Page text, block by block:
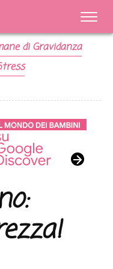
di Gravidanza